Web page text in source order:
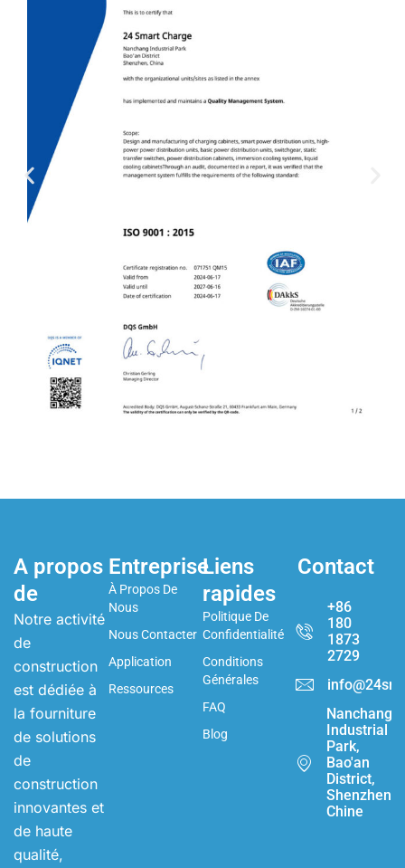
A propos
de
Notre activité
de
construction
est dédiée à
la fourniture
de solutions
de
construction
innovantes et
de haute
qualité,
Entreprise
À Propos De
Nous
Nous Contacter
Application
Ressources
Liens
rapides
Politique De
Confidentialité
Conditions
Générales
FAQ
Blog
Contact
+86
180
1873
2729
Nanchang
Industrial
Park,
Bao'an
District,
Shenzhen,
Chine